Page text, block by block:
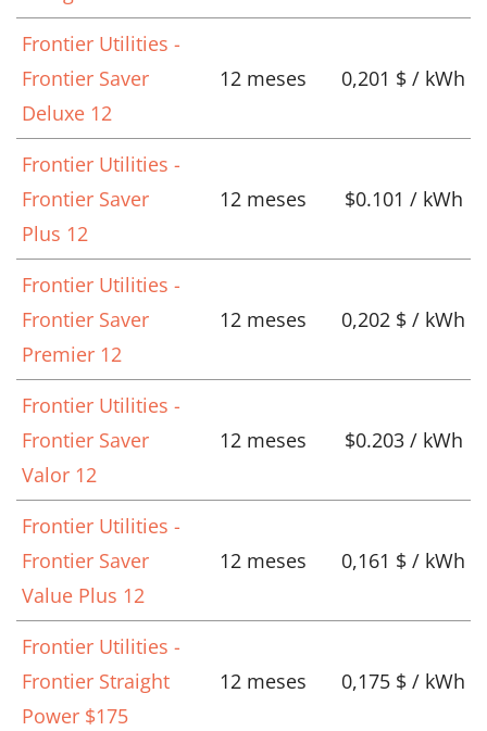
Frontier Utilities -
Frontier Saver
Deluxe 12
12 meses 0,201 $ / kWh
Frontier Utilities -
Frontier Saver
Plus 12
12 meses $0.101 / kWh
Frontier Utilities -
Frontier Saver
Premier 12
12 meses 0,202 $ / kWh
Frontier Utilities -
Frontier Saver
Valor 12
12 meses $0.203 / kWh
Frontier Utilities -
Frontier Saver
Value Plus 12
12 meses 0,161 $ / kWh
Frontier Utilities -
Frontier Straight
Power $175
12 meses 0,175 $ / kWh